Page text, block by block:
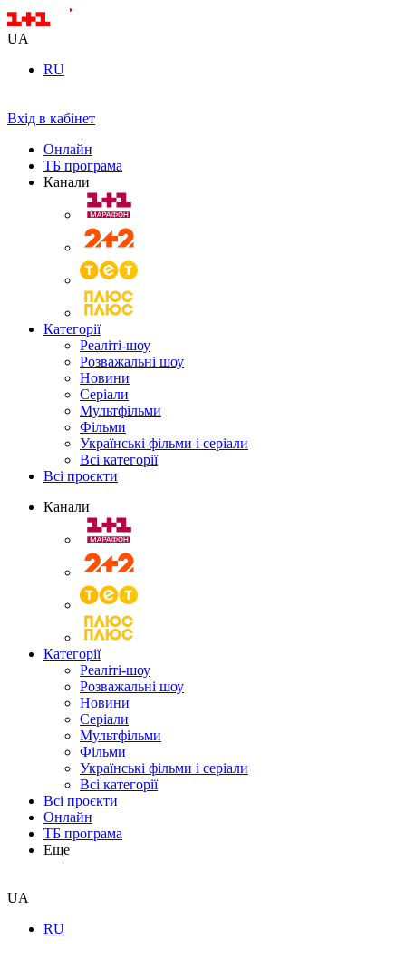
UA
RU
Вхід в кабінет
Онлайн
ТБ програма
Канали
Категорії
Реаліті-шоу
Розважальні шоу
Новини
Серіали
Мультфільми
Фільми
Українські фільми і серіали
Всі категорії
Всі проєкти
Канали
Категорії
Реаліті-шоу
Розважальні шоу
Новини
Серіали
Мультфільми
Фільми
Українські фільми і серіали
Всі категорії
Всі проєкти
Онлайн
ТБ програма
Еще
UA
RU